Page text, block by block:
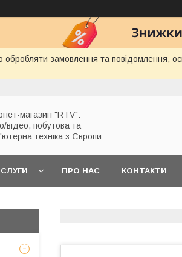
замовлення та повідомлення,
магазин "RTV":
відео, побутова та
техніка з Європи
ПРО НАС КОНТАКТИ